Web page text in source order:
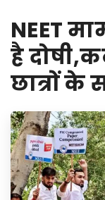
NEET
है
छात्रों के